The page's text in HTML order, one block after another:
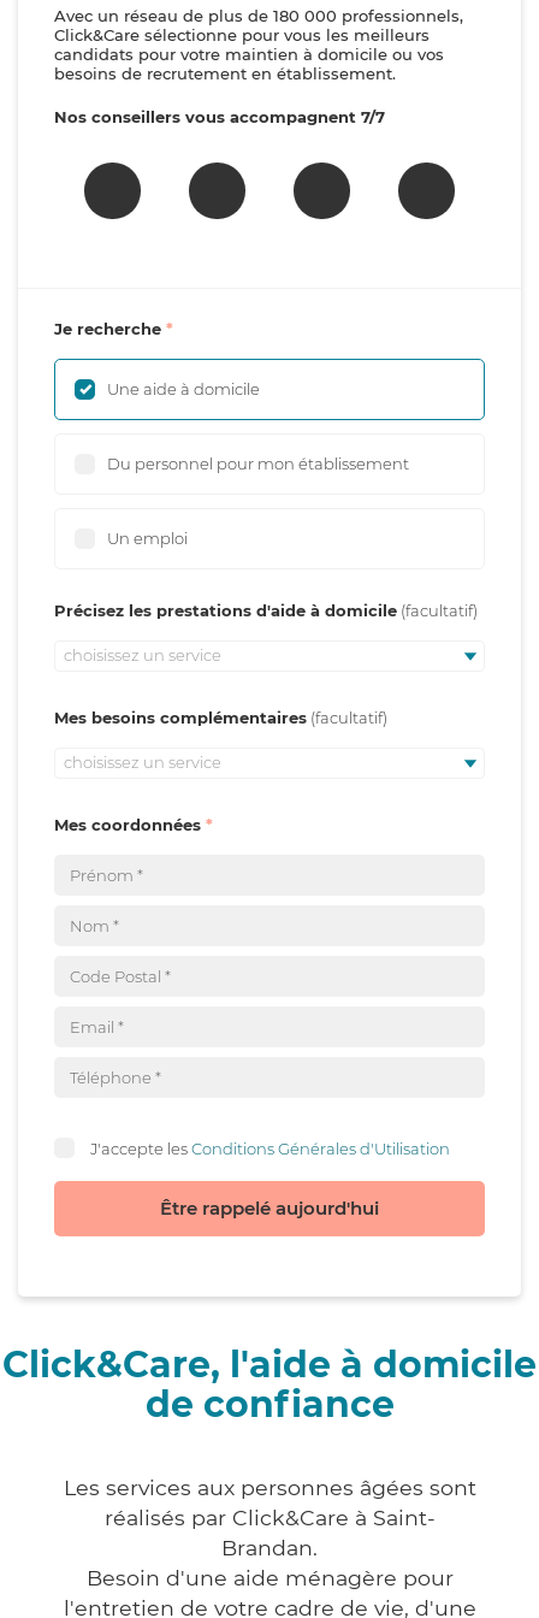
Avec un réseau de plus de 180 000 professionnels,
Click&Care sélectionne pour vous les meilleurs
candidats pour votre maintien à domicile ou vos
besoins de recrutement en établissement.
Nos conseillers vous accompagnent 7/7
Je recherche
Une aide à domicile
Du personnel pour mon établissement
Un emploi
Précisez les prestations d'aide à domicile
choisissez un service
Mes besoins complémentaires
choisissez un service
Mes coordonnées
J'accepte lesConditions Générales d'Utilisation
Être rappelé aujourd'hui
Click&Care, l'aide à domicile
de confiance
Les services aux personnes âgées sont
réalisés par Click&Care à Saint-
Brandan.
Besoin d'une aide ménagère pour
l'entretien de votre cadre de vie, d'une